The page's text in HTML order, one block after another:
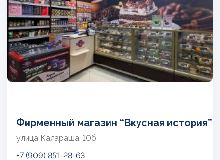
Фирменный магазин “Вкусная история”
улица Калараша, 10б
+7 (909) 851-28-63